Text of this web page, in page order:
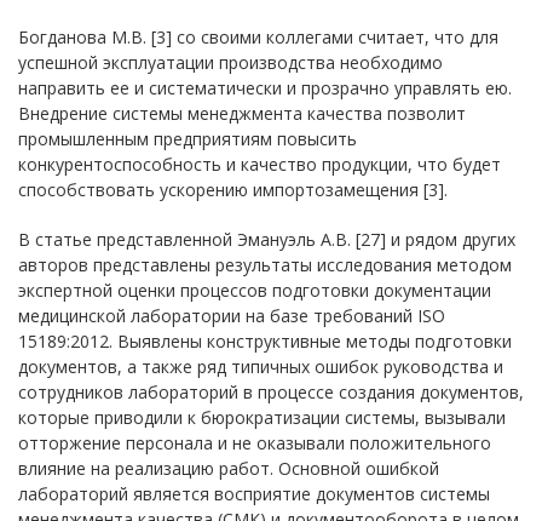
Богданова М.В. [3] со своими коллегами считает, что для
успешной эксплуатации производства необходимо
направить ее и систематически и прозрачно управлять ею.
Внедрение системы менеджмента качества позволит
промышленным предприятиям повысить
конкурентоспособность и качество продукции, что будет
способствовать ускорению импортозамещения [3].
В статье представленной Эмануэль А.В. [27] и рядом других
авторов представлены результаты исследования методом
экспертной оценки процессов подготовки документации
медицинской лаборатории на базе требований ISO
15189:2012. Выявлены конструктивные методы подготовки
документов, а также ряд типичных ошибок руководства и
сотрудников лабораторий в процессе создания документов,
которые приводили к бюрократизации системы, вызывали
отторжение персонала и не оказывали положительного
влияние на реализацию работ. Основной ошибкой
лабораторий является восприятие документов системы